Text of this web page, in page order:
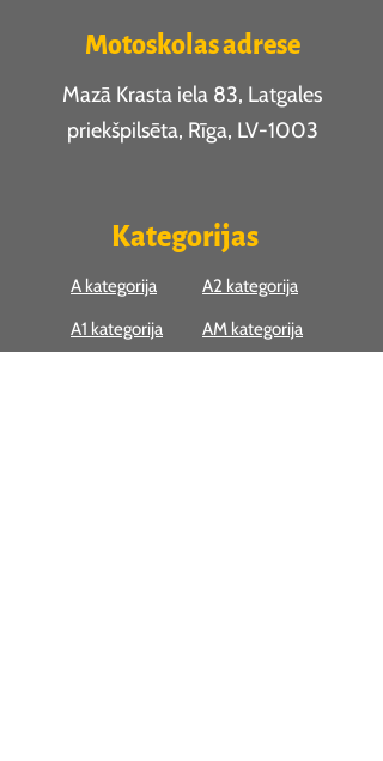
Motoskolas adrese
Mazā Krasta iela 83, Latgales
priekšpilsēta, Rīga, LV-1003
​Kategorijas
A kategorija
A1 kategorija
A2 kategorija
AM kategorija